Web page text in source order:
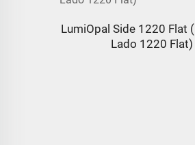
LumiOpal Side 1220 Flat
Lado 1220 Flat)